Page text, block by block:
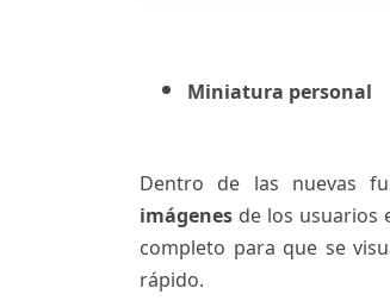
Miniatura personal
Dentro de las nuevas
imágenes de los usuarios
completo para que se
rápido.